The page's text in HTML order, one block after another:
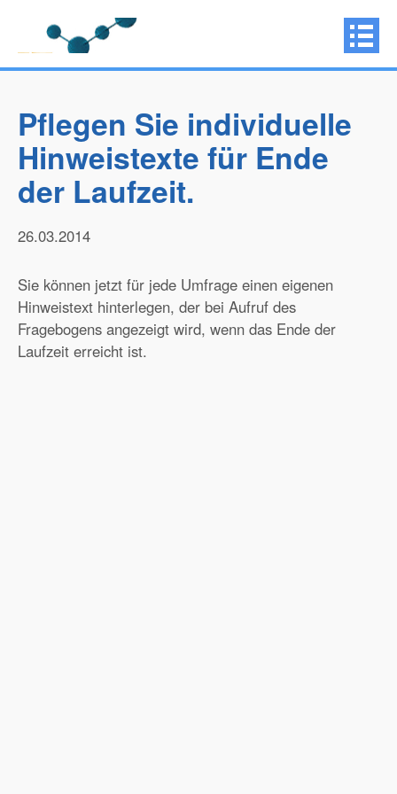
Pflegen Sie individuelle
Hinweistexte für Ende
der Laufzeit.
26.03.2014
Sie können jetzt für jede Umfrage einen eigenen
Hinweistext hinterlegen, der bei Aufruf des
Fragebogens angezeigt wird, wenn das Ende der
Laufzeit erreicht ist.